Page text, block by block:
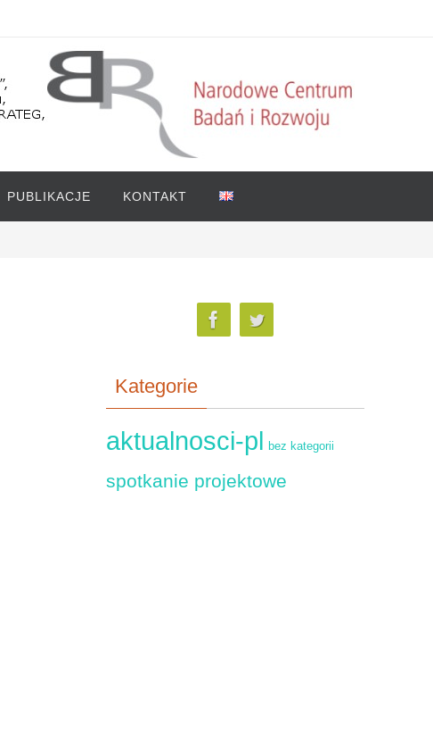
PUBLIKACJE KONTAKT
Kategorie
aktualnosci-pl bez kategorii
spotkanie projektowe